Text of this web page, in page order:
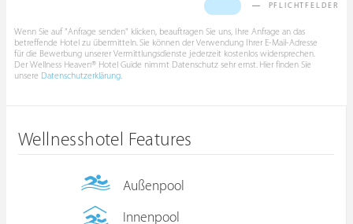
PFLICHTFELDER
Wenn Sie auf "Anfrage senden" klicken, beauftragen Sie uns, Ihre Anfrage an das
betreffende Hotel zu übermitteln. Sie können der Verwendung Ihrer E-Mail-Adresse
für die Bewerbung unserer Vermittlungsdienste jederzeit kostenlos widersprechen.
Der Wellness Heaven® Hotel Guide nimmt Datenschutz sehr ernst. Hier finden Sie
unsere Datenschutzerklärung.
Wellnesshotel Features
Außenpool
Innenpool